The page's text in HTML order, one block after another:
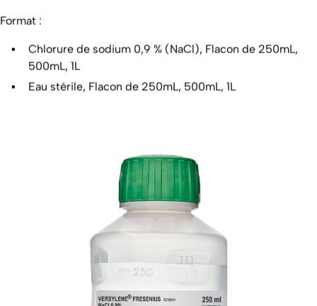
Format :
Chlorure de sodium 0,9 % (NaCl), Flacon de 250mL,
500mL, 1L
Eau stérile, Flacon de 250mL, 500mL, 1L